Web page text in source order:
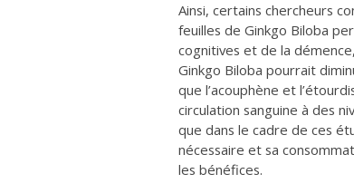
Ainsi, certains chercheurs
feuilles de Ginkgo Biloba
cognitives et de la
Ginkgo Biloba pourrait
que l’acouphène et
circulation sanguine à des
que dans le cadre de ces
nécessaire et sa
les bénéfices.